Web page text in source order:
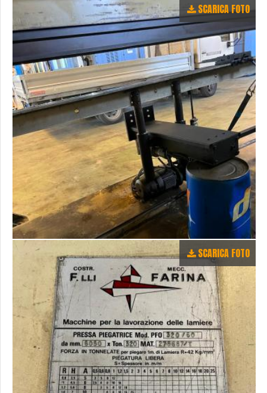
SCARICA FOTO
SCARICA FOTO